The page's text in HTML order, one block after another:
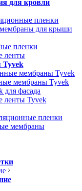
для кровли
пленки
для крыши
пленки
ленты
Tyvek
мембраны Tyvek
мембраны Tyvek
фасада
ленты Tyvek
пленки
мембраны